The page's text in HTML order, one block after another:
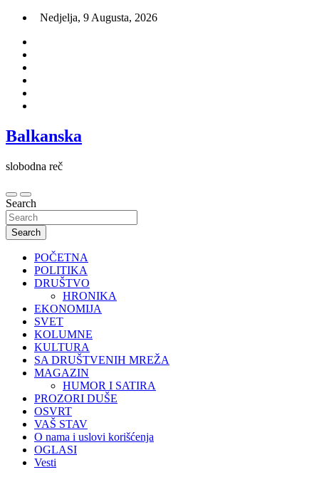
Skip
content
Nedjelja, 9 Augusta, 2026
Balkanska
slobodna reč
Search
Search
POČETNA
POLITIKA
DRUŠTVO
HRONIKA
EKONOMIJA
SVET
KOLUMNE
KULTURA
SA DRUŠTVENIH MREŽA
MAGAZIN
HUMOR I SATIRA
PROZORI DUŠE
OSVRT
VAŠ STAV
O nama i uslovi korišćenja
OGLASI
Vesti